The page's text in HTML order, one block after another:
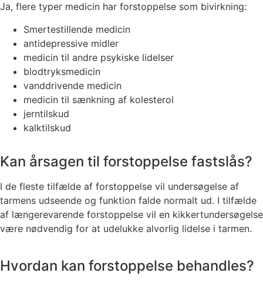
Ja, flere typer medicin har forstoppelse som bivirkning:
Smertestillende medicin
antidepressive midler
medicin til andre psykiske lidelser
blodtryksmedicin
vanddrivende medicin
medicin til sænkning af kolesterol
jerntilskud
kalktilskud
Kan årsagen til forstoppelse fastslås?
I de fleste tilfælde af forstoppelse vil undersøgelse af
tarmens udseende og funktion falde normalt ud. I tilfælde
af længerevarende forstoppelse vil en kikkertundersøgelse
være nødvendig for at udelukke alvorlig lidelse i tarmen.
Hvordan kan forstoppelse behandles?